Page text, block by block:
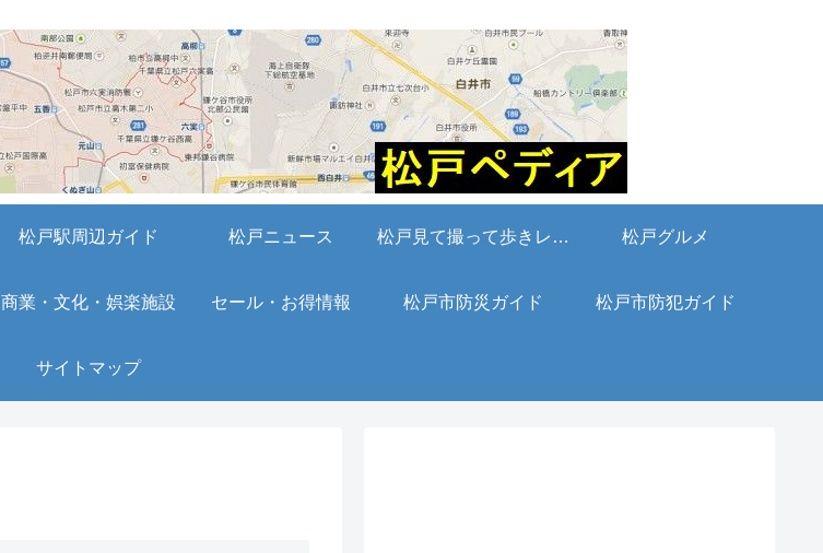
松戸駅周辺ガイド 松戸ニュース 松戸見て撮って歩きレポート 松戸グルメ
商業・文化・娯楽施設 セール・お得情報 松戸市防災ガイド 松戸市防犯ガイド
サイトマップ